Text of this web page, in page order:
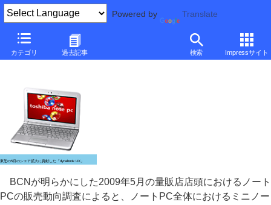
Powered by Translate
カテゴリ 過去記事 検索 Impressサイト
ネットブックの構成比が初めて3台に1台に、BCN調べ
～東芝のシェアが拡大、国内PCメーカーのシェアは35%に
東芝の5月のシェア拡大に貢献した「dynabook UX」
BCNが明らかにした2009年5月の量販店店頭におけるノート
PCの販売動向調査によると、ノートPC全体におけるミニノー